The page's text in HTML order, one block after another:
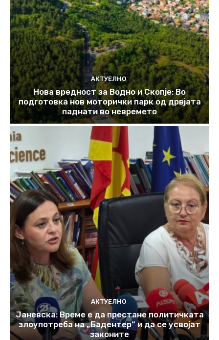
АКТУЕЛНО
Нова вредност за Водно и Скопје: Во
подготовка нов моторички парк од дрвјата
паднати во невремето
АКТУЕЛНО
Јаневска: Време е да престане политичката
злоупотреба на „Бадентер“ и да се усвојат
законите